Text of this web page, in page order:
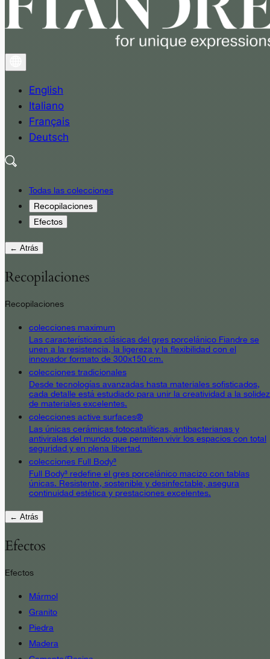
English
Italiano
Français
Deutsch
Todas las colecciones
Recopilaciones
Efectos
← Atrás
Recopilaciones
Recopilaciones
colecciones maximum
Las características clásicas del gres porcelánico Fiandre se
unen a la resistencia, la ligereza y la flexibilidad con el
innovador formato de 300x150 cm.
colecciones tradicionales
Desde tecnologías avanzadas hasta materiales sofisticados,
cada detalle está estudiado para unir la creatividad a la solidez
de materiales excelentes.
colecciones active surfaces®
Las únicas cerámicas fotocatalíticas, antibacterianas y
antivirales del mundo que permiten vivir los espacios con total
seguridad y en plena libertad.
colecciones Full Body³
Full Body³ redefine el gres porcelánico macizo con tablas
únicas. Resistente, sostenible y desinfectable, asegura
continuidad estética y prestaciones excelentes.
← Atrás
Efectos
Efectos
Mármol
Granito
Piedra
Madera